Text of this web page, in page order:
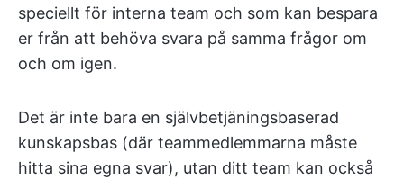
speciellt för interna team och som kan bespara
er från att behöva svara på samma frågor om
och om igen.
Det är inte bara en självbetjäningsbaserad
kunskapsbas (där teammedlemmarna måste
hitta sina egna svar), utan ditt team kan också